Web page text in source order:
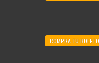
COMPRA TU BOLETO